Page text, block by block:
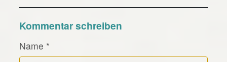
Kommentar schreiben
Name *